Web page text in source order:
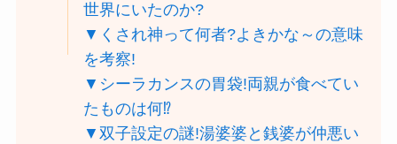
世界にいたのか?
▼くされ神って何者?よきかな～の意味
を考察!
▼シーラカンスの胃袋!両親が食べてい
たものは何⁉
▼双子設定の謎!湯婆婆と銭婆が仲悪い